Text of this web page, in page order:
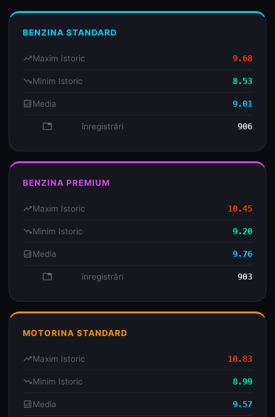
BENZINA STANDARD
trending_upMaxim Istoric 9.68
trending_downMinim Istoric 8.53
analyticsMedia 9.01
database înregistrări 906
BENZINA PREMIUM
trending_upMaxim Istoric 10.45
trending_downMinim Istoric 9.20
analyticsMedia 9.76
database înregistrări 903
MOTORINA STANDARD
trending_upMaxim Istoric 10.83
trending_downMinim Istoric 8.99
analyticsMedia 9.57